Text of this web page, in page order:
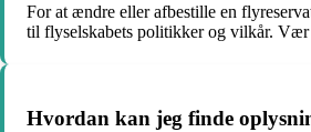
For at ændre eller afbestille en
til flyselskabets politikker og vilkår.
Hvordan kan jeg finde